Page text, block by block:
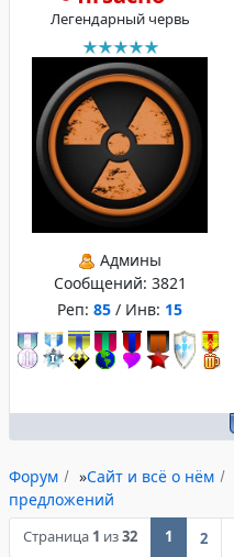
Легендарный червь
Админы
Сообщений: 3821
Реп: 85 / Инв: 15
Форум »Сайт и всё о нём
предложений
Страница 1 из32 1 2